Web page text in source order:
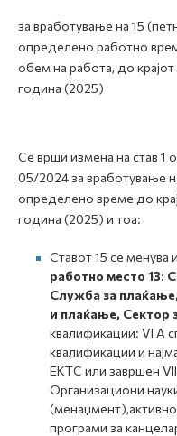
за вработување на 15
определено работно
обем на работа, до крајот
година (2025)
Се врши измена на став 1
05/2024 за вработување
определено време до
година (2025) и тоа:
Ставот 15 се менува
работно место 13:
Служба за
и плаќање, Сектор
квалификации: VI А
квалификации и
ЕКТС или завршен
Организациони
програми за